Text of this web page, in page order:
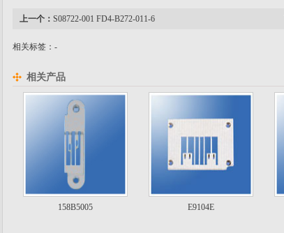
上一个： S08722-001 FD4-B272-011-6
相关标签：-
相关产品
158B5005 E9104E